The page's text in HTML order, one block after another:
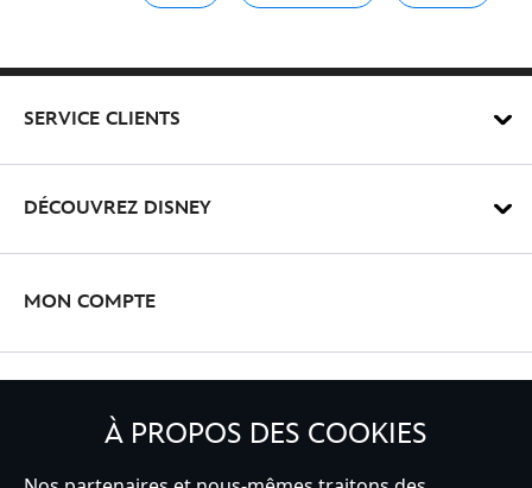
SERVICE CLIENTS
DÉCOUVREZ DISNEY
MON COMPTE
À PROPOS DES COOKIES